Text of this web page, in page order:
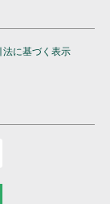
法に基づく表示